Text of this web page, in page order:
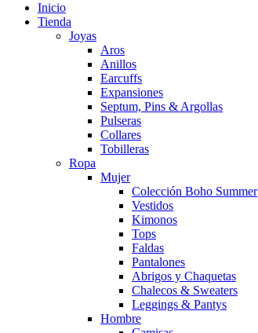
Inicio
Tienda
Joyas
Aros
Anillos
Earcuffs
Expansiones
Septum, Pins & Argollas
Pulseras
Collares
Tobilleras
Ropa
Mujer
Colección Boho Summer
Vestidos
Kimonos
Tops
Faldas
Pantalones
Abrigos y Chaquetas
Chalecos & Sweaters
Leggings & Pantys
Hombre